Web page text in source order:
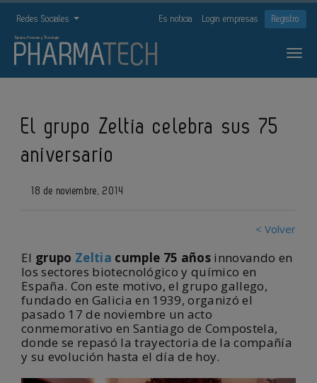
Redes Sociales Es noticia Login empresas Registro
El grupo Zeltia celebra sus 75
aniversario
18 de noviembre, 2014
< Volver
El grupo Zeltia cumple 75 años innovando en
los sectores biotecnológico y químico en
España. Con este motivo, el grupo gallego,
fundado en Galicia en 1939, organizó el
pasado 17 de noviembre un acto
conmemorativo en Santiago de Compostela,
donde se repasó la trayectoria de la compañía
y su evolución hasta el día de hoy.